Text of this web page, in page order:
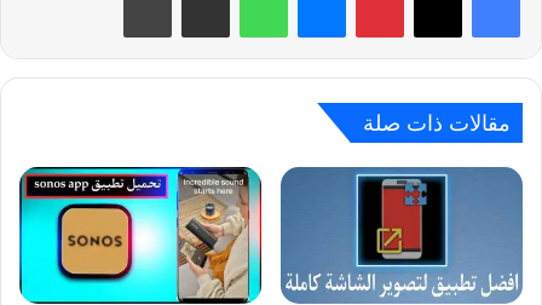
مقالات ذات صلة